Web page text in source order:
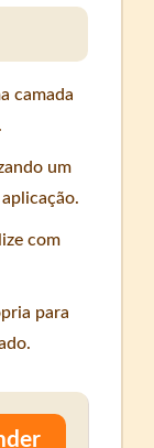
camada
um
com
para